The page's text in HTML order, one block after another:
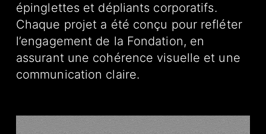
épinglettes et dépliants corporatifs.
Chaque projet a été conçu pour refléter
l’engagement de la Fondation, en
assurant une cohérence visuelle et une
communication claire.